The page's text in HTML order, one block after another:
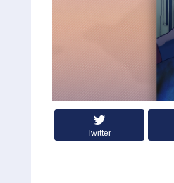
Twitter